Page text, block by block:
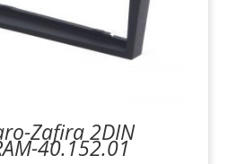
Zafira 2DIN
40.152.01